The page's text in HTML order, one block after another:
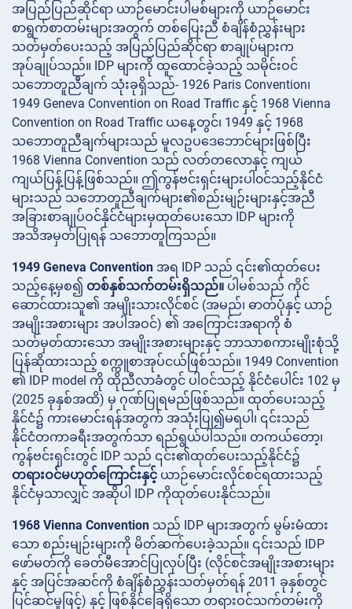
အပြည်ပြည်ဆိုင်ရာ ယာဉ်မောင်းပါမစ်များကို ယာဉ်မောင်း
စာရွက်စာတမ်းများအတွက် တစ်ပြေးညီ စံချိန်စံညွှန်းများ
သတ်မှတ်ပေးသည့် အပြည်ပြည်ဆိုင်ရာ စာချုပ်များက
အုပ်ချုပ်သည်။ IDP များကို ထူထောင်ခဲ့သည့် သမိုင်းဝင်
သဘောတူညီချက် သုံးခုရှိသည်- 1926 Paris Convention၊
1949 Geneva Convention on Road Traffic နှင့် 1968 Vienna
Convention on Road Traffic ယနေ့တွင်၊ 1949 နှင့် 1968
သဘောတူညီချက်များသည် မူလဥပဒေဘောင်များဖြစ်ပြီး
1968 Vienna Convention သည် လတ်တလောနှင့် ကျယ်
ကျယ်ပြန့်ပြန့်ဖြစ်သည်။ ဤကွန်ဗင်းရှင်းများပါ၀င်သည့်နိုင်ငံ
များသည် သဘောတူညီချက်များ၏စည်းမျဉ်းများနှင့်အညီ
အခြားစာချုပ်ဝင်နိုင်ငံများမှထုတ်ပေးသော IDP များကို
အသိအမှတ်ပြုရန် သဘောတူကြသည်။
1949 Geneva Convention အရ IDP သည် ၎င်း၏ထုတ်ပေး
သည့်နေ့မှစ၍ တစ်နှစ်သက်တမ်းရှိသည်။ ပါမစ်သည် ကိုင်
ဆောင်ထားသူ၏ အမျိုးသားလိုင်စင် (အမည်၊ ဓာတ်ပုံနှင့် ယာဉ်
အမျိုးအစားများ အပါအဝင်) ၏ အကြောင်းအရာကို စံ
သတ်မှတ်ထားသော အမျိုးအစားများနှင့် ဘာသာစကားမျိုးစုံသို့
ပြန်ဆိုထားသည့် စက္ကူစာအုပ်ငယ်ဖြစ်သည်။ 1949 Convention
၏ IDP model ကို ထိုညီလာခံတွင် ပါဝင်သည့် နိုင်ငံပေါင်း 102 မှ
(2025 ခုနှစ်အထိ) မှ ဂုဏ်ပြုရမည်ဖြစ်သည်။ ထုတ်ပေးသည့်
နိုင်ငံ၌ ကားမောင်းရန်အတွက် အသုံးပြု၍မရပါ၊ ၎င်းသည်
နိုင်ငံတကာခရီးအတွက်သာ ရည်ရွယ်ပါသည်။ တကယ်တော့၊
ကွန်ဗင်းရှင်းတွင် IDP သည် ၎င်း၏ထုတ်ပေးသည့်နိုင်ငံ၌
တရားဝင်မဟုတ်ကြောင်းနှင့် ယာဉ်မောင်းလိုင်စင်ရထားသည့်
နိုင်ငံမှသာလျှင် အဆိုပါ IDP ကိုထုတ်ပေးနိုင်သည်။
1968 Vienna Convention သည် IDP များအတွက် မွမ်းမံထား
သော စည်းမျဉ်းများကို မိတ်ဆက်ပေးခဲ့သည်။ ၎င်းသည် IDP
ဖော်မတ်ကို ခေတ်မီအောင်ပြုလုပ်ပြီး (လိုင်စင်အမျိုးအစားများ
နှင့် အပြင်အဆင်ကို စံချိန်စံညွှန်းသတ်မှတ်ရန် 2011 ခုနှစ်တွင်
ပြင်ဆင်မှုဖြင့်) နှင့် ဖြစ်နိုင်ခြေရှိသော တရားဝင်သက်တမ်းကို